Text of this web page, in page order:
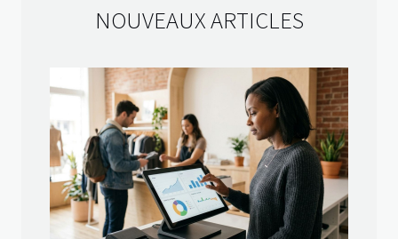
NOUVEAUX ARTICLES